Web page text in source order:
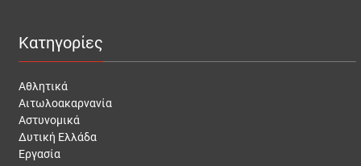
Κατηγορίες
Αθλητικά
Αιτωλοακαρνανία
Αστυνομικά
Δυτική Ελλάδα
Εργασία